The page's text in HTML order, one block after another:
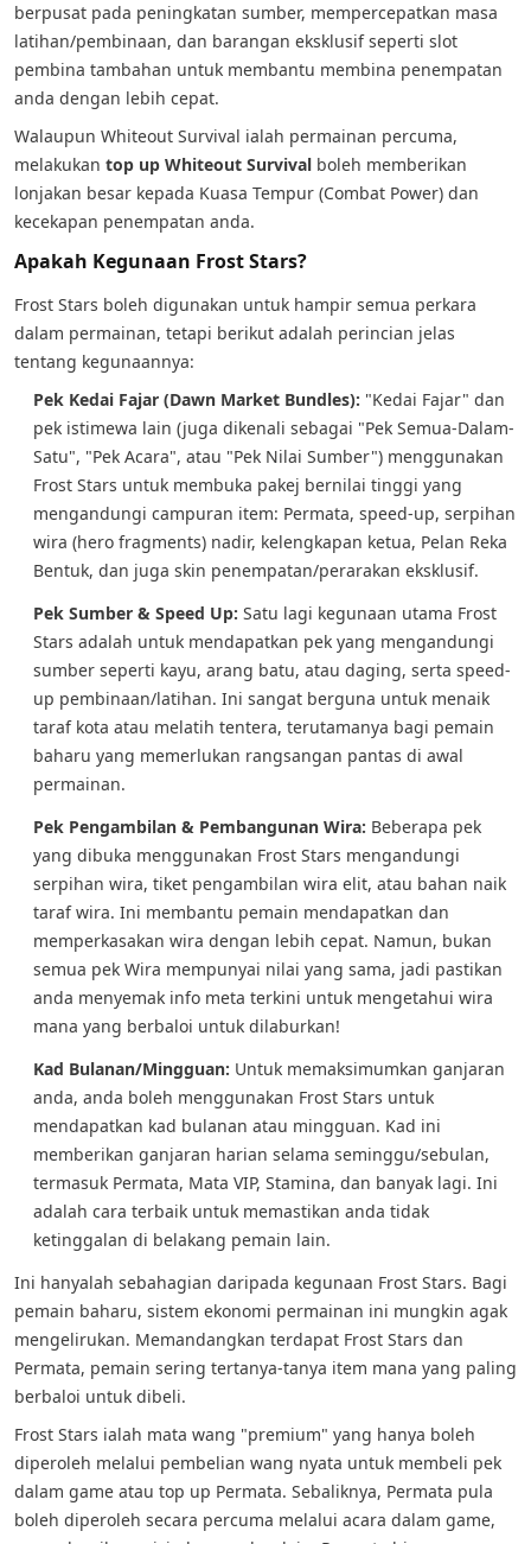
berpusat pada peningkatan sumber, mempercepatkan masa
latihan/pembinaan, dan barangan eksklusif seperti slot
pembina tambahan untuk membantu membina penempatan
anda dengan lebih cepat.
Walaupun Whiteout Survival ialah permainan percuma,
melakukan top up Whiteout Survival boleh memberikan
lonjakan besar kepada Kuasa Tempur (Combat Power) dan
kecekapan penempatan anda.
Apakah Kegunaan Frost Stars?
Frost Stars boleh digunakan untuk hampir semua perkara
dalam permainan, tetapi berikut adalah perincian jelas
tentang kegunaannya:
Pek Kedai Fajar (Dawn Market Bundles): "Kedai Fajar" dan
pek istimewa lain (juga dikenali sebagai "Pek Semua-Dalam-
Satu", "Pek Acara", atau "Pek Nilai Sumber") menggunakan
Frost Stars untuk membuka pakej bernilai tinggi yang
mengandungi campuran item: Permata, speed-up, serpihan
wira (hero fragments) nadir, kelengkapan ketua, Pelan Reka
Bentuk, dan juga skin penempatan/perarakan eksklusif.
Pek Sumber & Speed Up: Satu lagi kegunaan utama Frost
Stars adalah untuk mendapatkan pek yang mengandungi
sumber seperti kayu, arang batu, atau daging, serta speed-
up pembinaan/latihan. Ini sangat berguna untuk menaik
taraf kota atau melatih tentera, terutamanya bagi pemain
baharu yang memerlukan rangsangan pantas di awal
permainan.
Pek Pengambilan & Pembangunan Wira: Beberapa pek
yang dibuka menggunakan Frost Stars mengandungi
serpihan wira, tiket pengambilan wira elit, atau bahan naik
taraf wira. Ini membantu pemain mendapatkan dan
memperkasakan wira dengan lebih cepat. Namun, bukan
semua pek Wira mempunyai nilai yang sama, jadi pastikan
anda menyemak info meta terkini untuk mengetahui wira
mana yang berbaloi untuk dilaburkan!
Kad Bulanan/Mingguan: Untuk memaksimumkan ganjaran
anda, anda boleh menggunakan Frost Stars untuk
mendapatkan kad bulanan atau mingguan. Kad ini
memberikan ganjaran harian selama seminggu/sebulan,
termasuk Permata, Mata VIP, Stamina, dan banyak lagi. Ini
adalah cara terbaik untuk memastikan anda tidak
ketinggalan di belakang pemain lain.
Ini hanyalah sebahagian daripada kegunaan Frost Stars. Bagi
pemain baharu, sistem ekonomi permainan ini mungkin agak
mengelirukan. Memandangkan terdapat Frost Stars dan
Permata, pemain sering tertanya-tanya item mana yang paling
berbaloi untuk dibeli.
Frost Stars ialah mata wang "premium" yang hanya boleh
diperoleh melalui pembelian wang nyata untuk membeli pek
dalam game atau top up Permata. Sebaliknya, Permata pula
boleh diperoleh secara percuma melalui acara dalam game,